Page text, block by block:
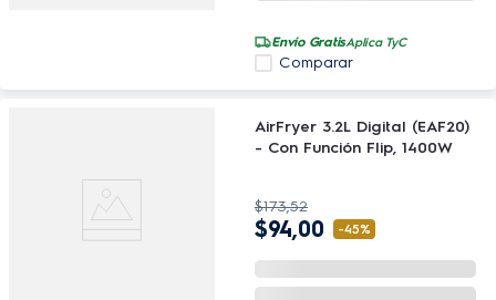
Envío GratisAplica TyC
Comparar
AirFryer 3.2L Digital (EAF20)
- Con Función Flip, 1400W
$173,52
$94,00 -45%